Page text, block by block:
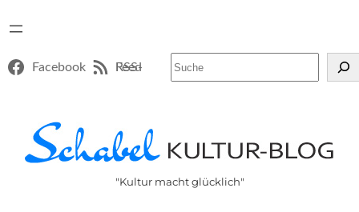
Facebook RSS-Feed
"Kultur macht glücklich"